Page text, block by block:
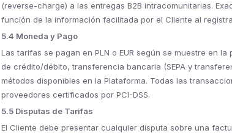
(reverse-charge) a las entregas B2B intracomunitarias.
función de la información facilitada por el Cliente al
5.4 Moneda y Pago
Las tarifas se pagan en PLN o EUR según se muestre en
de crédito/débito, transferencia bancaria (SEPA y
métodos disponibles en la Plataforma. Todas las
proveedores certificados por PCI-DSS.
5.5 Disputas de Tarifas
El Cliente debe presentar cualquier disputa sobre una